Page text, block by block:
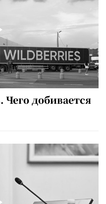
добивается